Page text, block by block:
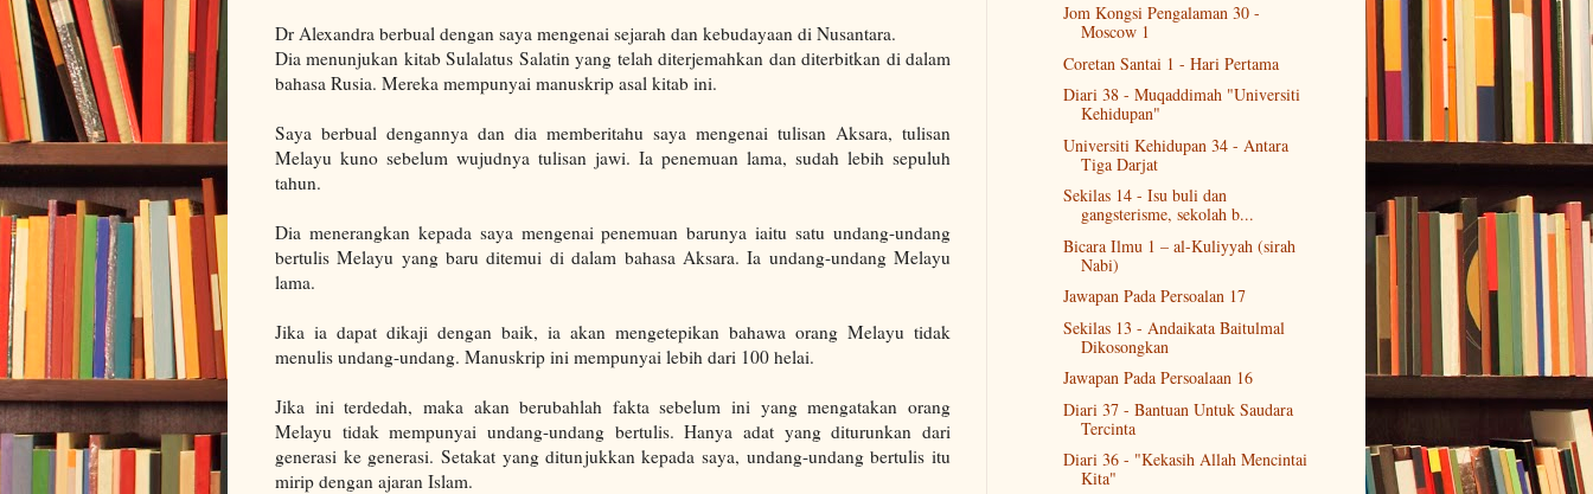
Dr Alexandra berbual dengan saya mengenai sejarah dan kebudayaan di Nusantara.
Dia menunjukan kitab Sulalatus Salatin yang telah diterjemahkan dan diterbitkan di dalam
bahasa Rusia. Mereka mempunyai manuskrip asal kitab ini.
Saya berbual dengannya dan dia memberitahu saya mengenai tulisan Aksara, tulisan
Melayu kuno sebelum wujudnya tulisan jawi. Ia penemuan lama, sudah lebih sepuluh
tahun.
Dia menerangkan kepada saya mengenai penemuan barunya iaitu satu undang-undang
bertulis Melayu yang baru ditemui di dalam bahasa Aksara. Ia undang-undang Melayu
lama.
Jika ia dapat dikaji dengan baik, ia akan mengetepikan bahawa orang Melayu tidak
menulis undang-undang. Manuskrip ini mempunyai lebih dari 100 helai.
Jika ini terdedah, maka akan berubahlah fakta sebelum ini yang mengatakan orang
Melayu tidak mempunyai undang-undang bertulis. Hanya adat yang diturunkan dari
generasi ke generasi. Setakat yang ditunjukkan kepada saya, undang-undang bertulis itu
mirip dengan ajaran Islam.
Jom Kongsi Pengalaman 30 -
Moscow 1
Coretan Santai 1 - Hari Pertama
Diari 38 - Muqaddimah "Universiti
Kehidupan"
Universiti Kehidupan 34 - Antara
Tiga Darjat
Sekilas 14 - Isu buli dan
gangsterisme, sekolah b...
Bicara Ilmu 1 – al-Kuliyyah (sirah
Nabi)
Jawapan Pada Persoalan 17
Sekilas 13 - Andaikata Baitulmal
Dikosongkan
Jawapan Pada Persoalaan 16
Diari 37 - Bantuan Untuk Saudara
Tercinta
Diari 36 - "Kekasih Allah Mencintai
Kita"